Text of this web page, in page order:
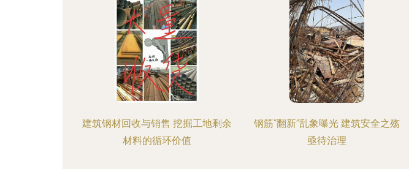
建筑钢材回收与销售 挖掘工地剩余
材料的循环价值
钢筋“翻新”乱象曝光 建筑安全之殇
亟待治理